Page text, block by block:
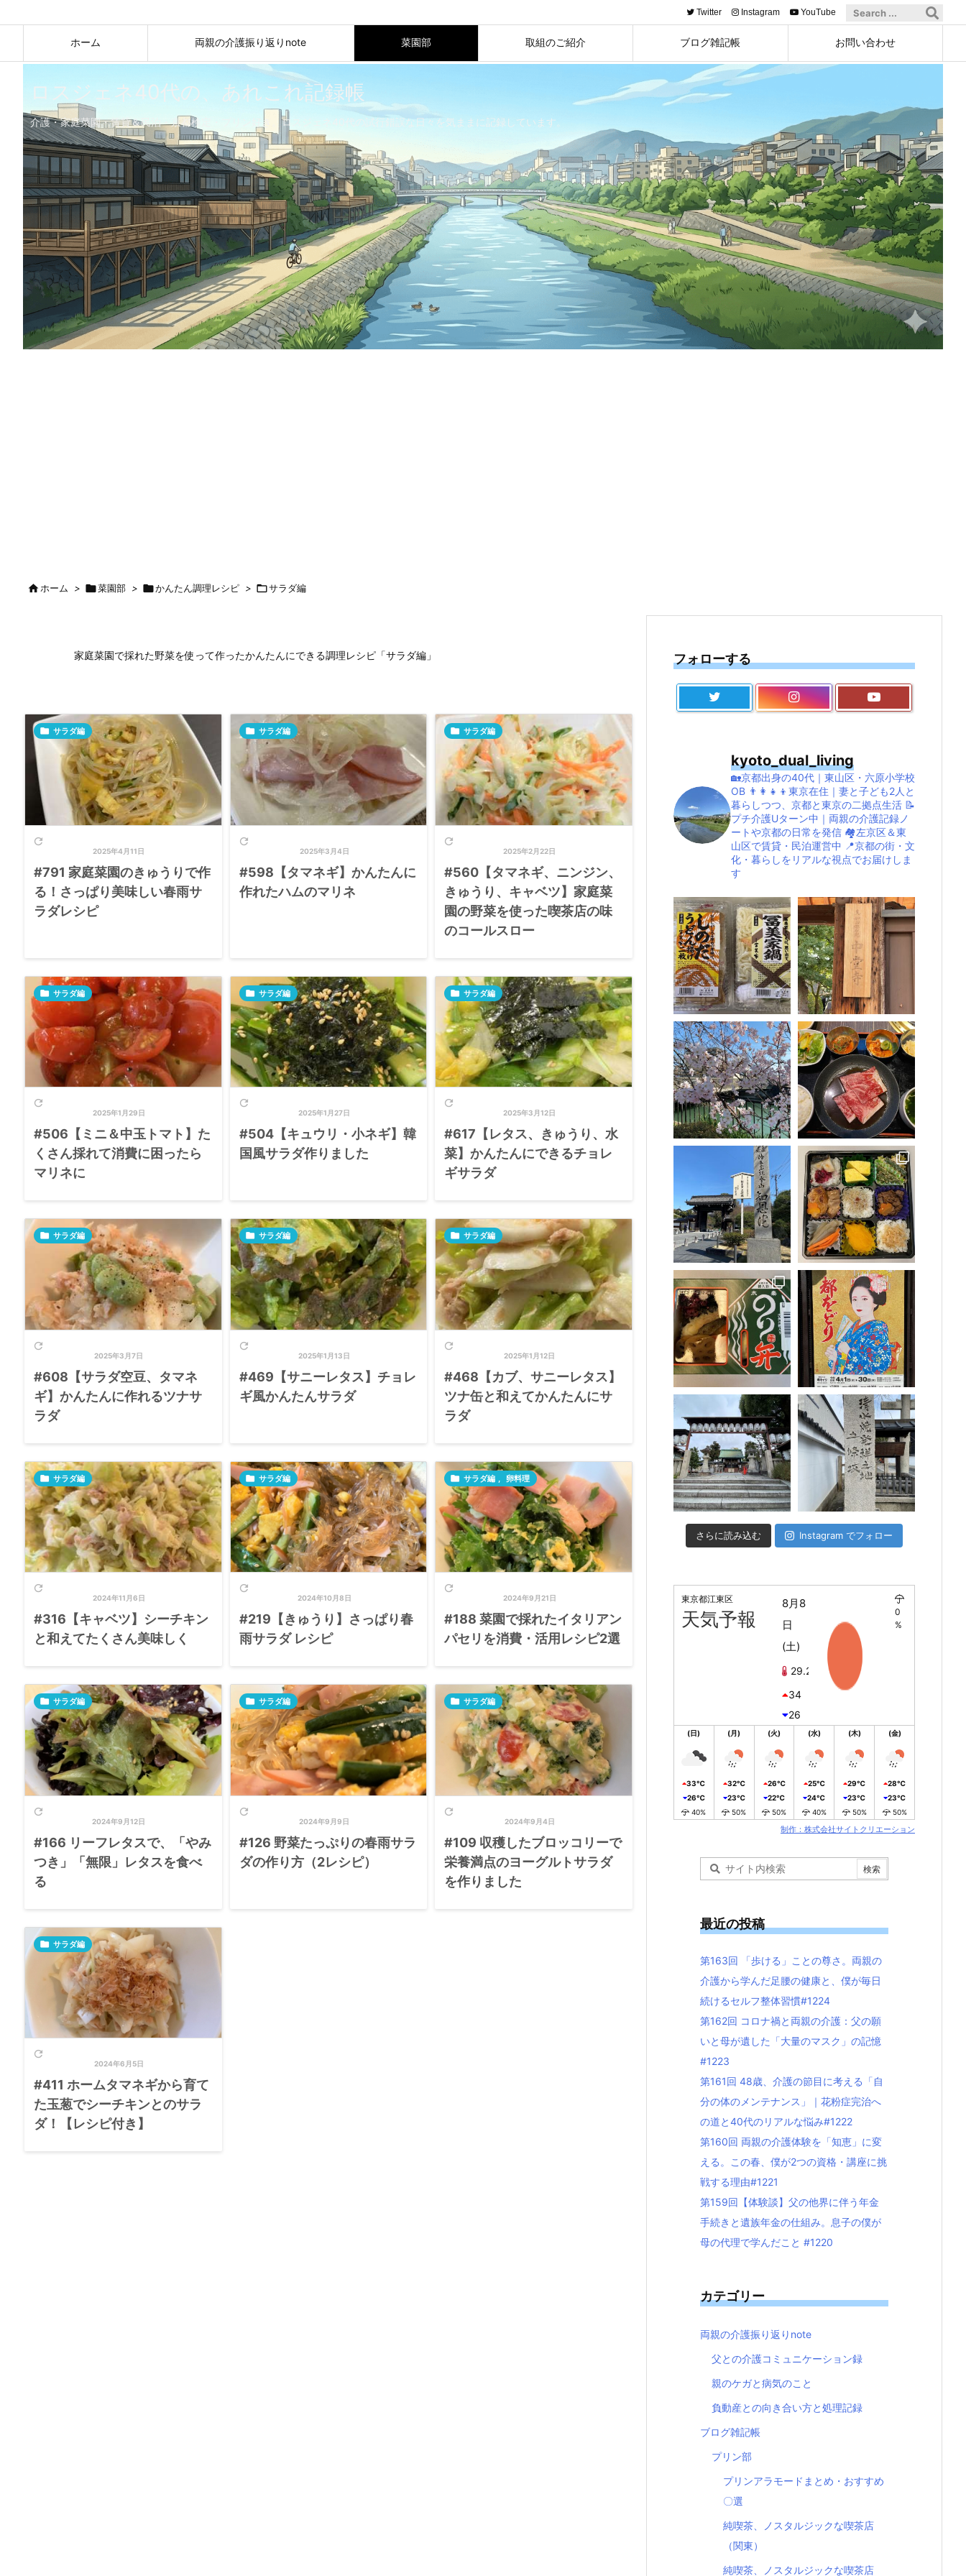
ホーム 両親の介護振り返りnote 菜園部 取組のご紹介 ブログ雑記帳 お問い合わせ
Twitter Instagram YouTube
ロスジェネ40代の、あれこれ記録帳
介護・家庭菜園・賃貸＆民泊・京都検定・プリン好き。ロスジェネ40代の試行錯誤な日々を気ままに記録しています。
ホーム > 菜園部 > かんたん調理レシピ > サラダ編
家庭菜園で採れた野菜を使って作ったかんたんにできる調理レシピ「サラダ編」

2025年4月11日
 サラダ編
#791 家庭菜園のきゅうりで作
る！さっぱり美味しい春雨サ
ラダレシピ

2025年3月4日
 サラダ編
#598【タマネギ】かんたんに
作れたハムのマリネ

2025年2月22日
 サラダ編
#560【タマネギ、ニンジン、
きゅうり、キャベツ】家庭菜
園の野菜を使った喫茶店の味
のコールスロー

2025年1月29日
 サラダ編
#506【ミニ＆中玉トマト】た
くさん採れて消費に困ったら
マリネに

2025年1月27日
 サラダ編
#504【キュウリ・小ネギ】韓
国風サラダ作りました

2025年3月12日
 サラダ編
#617【レタス、きゅうり、水
菜】かんたんにできるチョレ
ギサラダ

2025年3月7日
 サラダ編
#608【サラダ空豆、タマネ
ギ】かんたんに作れるツナサ
ラダ

2025年1月13日
 サラダ編
#469【サニーレタス】チョレ
ギ風かんたんサラダ

2025年1月12日
 サラダ編
#468【カブ、サニーレタス】
ツナ缶と和えてかんたんにサ
ラダ

2024年11月6日
 サラダ編
#316【キャベツ】シーチキン
と和えてたくさん美味しく

2024年10月8日
 サラダ編
#219【きゅうり】さっぱり春
雨サラダ レシピ

2024年9月21日
 サラダ編 卵料理
#188 菜園で採れたイタリアン
パセリを消費・活用レシピ2選

2024年9月12日
 サラダ編
#166 リーフレタスで、「やみ
つき」「無限」レタスを食べ
る

2024年9月9日
 サラダ編
#126 野菜たっぷりの春雨サラ
ダの作り方（2レシピ）

2024年9月4日
 サラダ編
#109 収穫したブロッコリーで
栄養満点のヨーグルトサラダ
を作りました

2024年6月5日
 サラダ編
#411 ホームタマネギから育て
た玉葱でシーチキンとのサラ
ダ！【レシピ付き】
フォローする
kyoto_dual_living
🏡京都出身の40代｜東山区・六原小学校
OB 👨‍👩‍👧‍👦東京在住｜妻と子ども2人と
暮らしつつ、京都と東京の二拠点生活 📝
プチ介護Uターン中｜両親の介護記録ノ
ートや京都の日常を発信 🏘左京区＆東
山区で賃貸・民泊運営中 📍京都の街・文
化・暮らしをリアルな視点でお届けしま
す
さらに読み込む Instagram でフォロー
東京都江東区
天気予報
8月8
日
(土)
29.2℃
34
26
0
%
(日)
33℃
26℃
40%
(月)
32℃
23℃
50%
(火)
26℃
22℃
50%
(水)
25℃
24℃
40%
(木)
29℃
23℃
50%
(金)
28℃
23℃
50%
制作：株式会社サイトクリエーション
最近の投稿
第163回 「歩ける」ことの尊さ。両親の
介護から学んだ足腰の健康と、僕が毎日
続けるセルフ整体習慣#1224
第162回 コロナ禍と両親の介護：父の願
いと母が遺した「大量のマスク」の記憶
#1223
第161回 48歳、介護の節目に考える「自
分の体のメンテナンス」｜花粉症完治へ
の道と40代のリアルな悩み#1222
第160回 両親の介護体験を「知恵」に変
える。この春、僕が2つの資格・講座に挑
戦する理由#1221
第159回【体験談】父の他界に伴う年金
手続きと遺族年金の仕組み。息子の僕が
母の代理で学んだこと #1220
カテゴリー
両親の介護振り返りnote
父との介護コミュニケーション録
親のケガと病気のこと
負動産との向き合い方と処理記録
ブログ雑記帳
プリン部
プリンアラモードまとめ・おすすめ
〇選
純喫茶、ノスタルジックな喫茶店
（関東）
純喫茶、ノスタルジックな喫茶店